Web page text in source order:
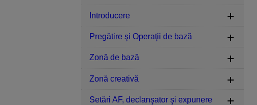
Introducere
Pregătire şi Operaţii de bază
Zonă de bază
Zonă creativă
Setări AF, declanşator şi expunere